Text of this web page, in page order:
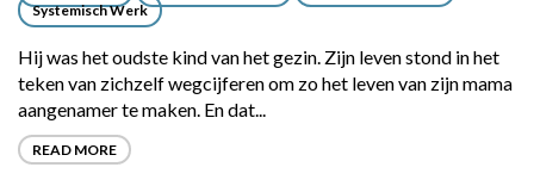
Systemisch Werk
Hij was het oudste kind van het gezin. Zijn leven stond in het
teken van zichzelf wegcijferen om zo het leven van zijn mama
aangenamer te maken. En dat...
READ MORE